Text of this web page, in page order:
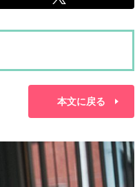
本文に戻る